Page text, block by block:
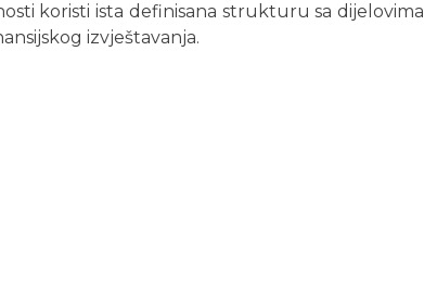
koristi ista definisana strukturu sa dijelovima
izvještavanja.